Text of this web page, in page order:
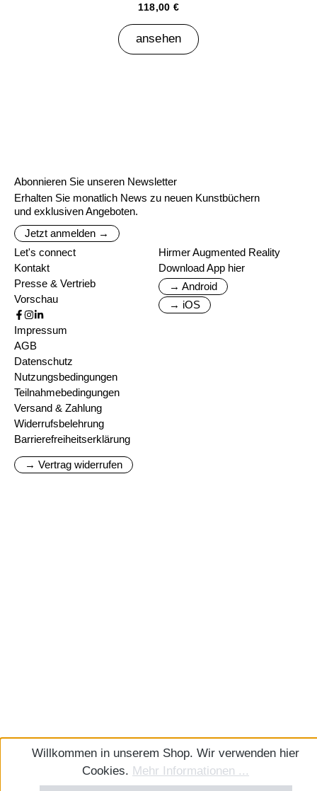
118,00 €
ansehen
Abonnieren Sie unseren Newsletter
Erhalten Sie monatlich News zu neuen Kunstbüchern
und exklusiven Angeboten.
Jetzt anmelden →
Let's connect
Kontakt
Presse & Vertrieb
Vorschau
Hirmer Augmented Reality
Download App hier
→ Android
→ iOS
Impressum
AGB
Datenschutz
Nutzungsbedingungen
Teilnahmebedingungen
Versand & Zahlung
Widerrufsbelehrung
Barrierefreiheitserklärung
→ Vertrag widerrufen
Willkommen in unserem Shop. Wir verwenden hier
Cookies. Mehr Informationen ...